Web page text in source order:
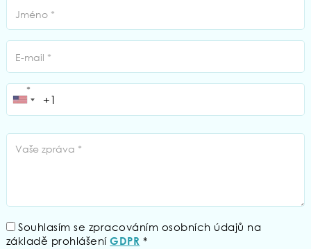
Souhlasím se zpracováním osobních údajů na
základě prohlášeníGDPR *